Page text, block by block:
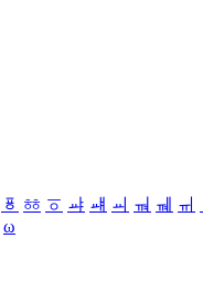
ㆄ ㆅ ㆆ ㆇ ㆈ ㆉ ㆊ ㆋ ㆌ
ω